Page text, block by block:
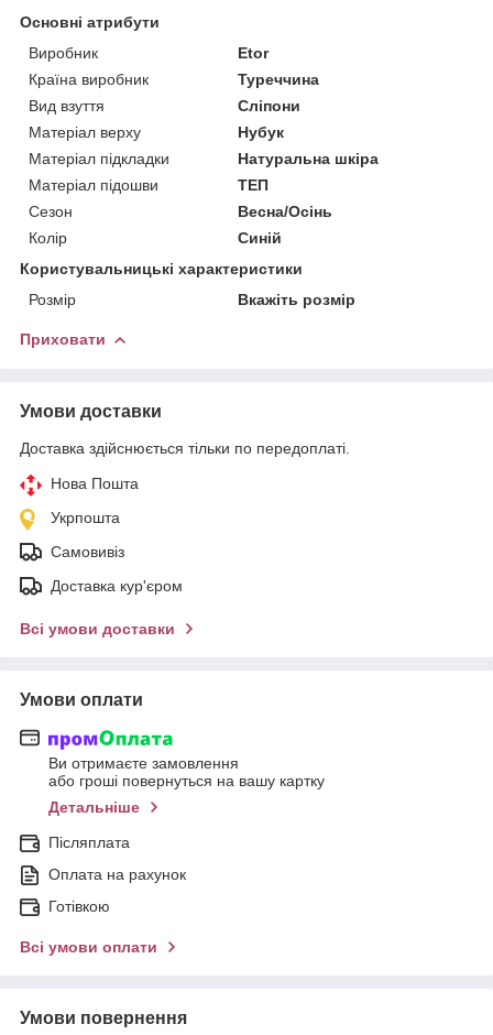
Основні атрибути
Виробник
Etor
Країна виробник
Туреччина
Вид взуття
Сліпони
Матеріал верху
Нубук
Матеріал підкладки
Натуральна шкіра
Матеріал підошви
ТЕП
Сезон
Весна/Осінь
Колір
Синій
Користувальницькі характеристики
Розмір
Вкажіть розмір
Приховати
Умови доставки
Доставка здійснюється тільки по передоплаті.
Нова Пошта
Укрпошта
Самовивіз
Доставка кур'єром
Всі умови доставки
Умови оплати
Ви отримаєте замовлення
або гроші повернуться на вашу картку
Детальніше
Післяплата
Оплата на рахунок
Готівкою
Всі умови оплати
Умови повернення